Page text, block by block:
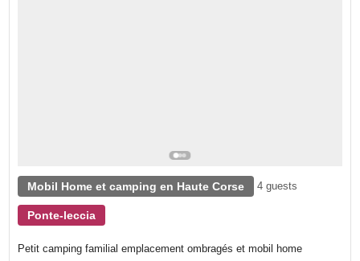
Mobil Home et camping en Haute Corse 4 guests
Ponte-leccia
Petit camping familial emplacement ombragés et mobil home